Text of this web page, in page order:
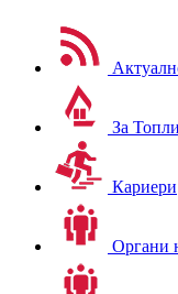
За
Кариери
Органи